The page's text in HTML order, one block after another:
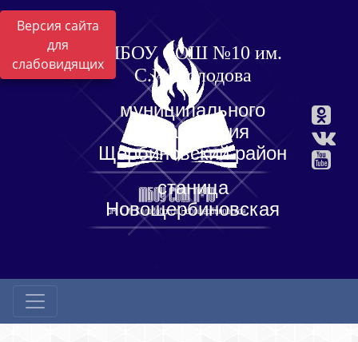
Версия сайта
для
слабовидящих
МБОУ СОШ №10 им.
С.И. Холодова
муниципального
образования
Щербиновский район
станица
Новощербиновская